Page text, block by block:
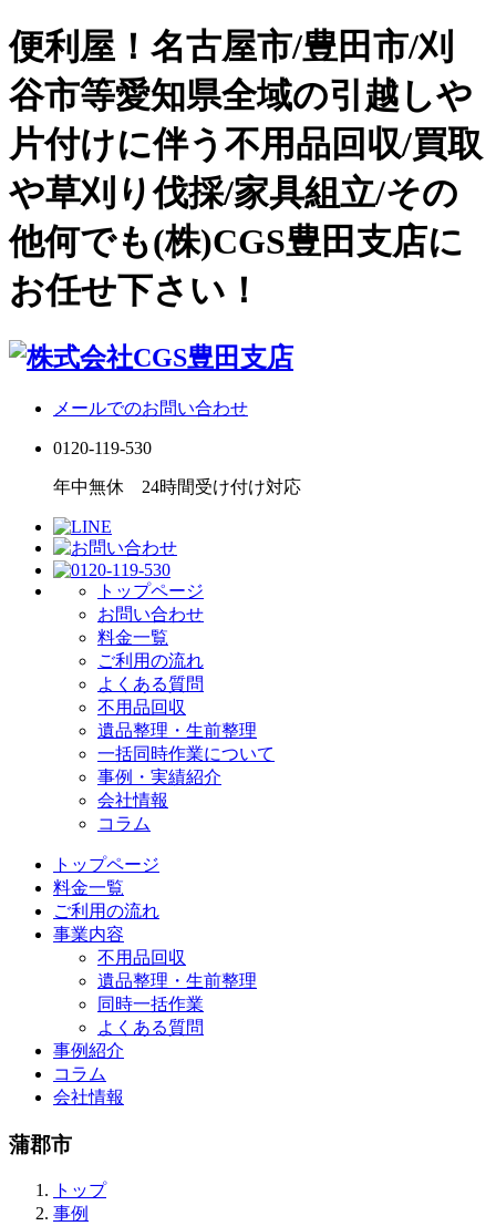
便利屋！名古屋市/豊田市/刈
谷市等愛知県全域の引越しや
片付けに伴う不用品回収/買取
や草刈り伐採/家具組立/その
他何でも(株)CGS豊田支店に
お任せ下さい！
メールでのお問い合わせ
0120-119-530
年中無休 24時間受け付け対応
トップページ
お問い合わせ
料金一覧
ご利用の流れ
よくある質問
不用品回収
遺品整理・生前整理
一括同時作業について
事例・実績紹介
会社情報
コラム
トップページ
料金一覧
ご利用の流れ
事業内容
不用品回収
遺品整理・生前整理
同時一括作業
よくある質問
事例紹介
コラム
会社情報
蒲郡市
トップ
事例